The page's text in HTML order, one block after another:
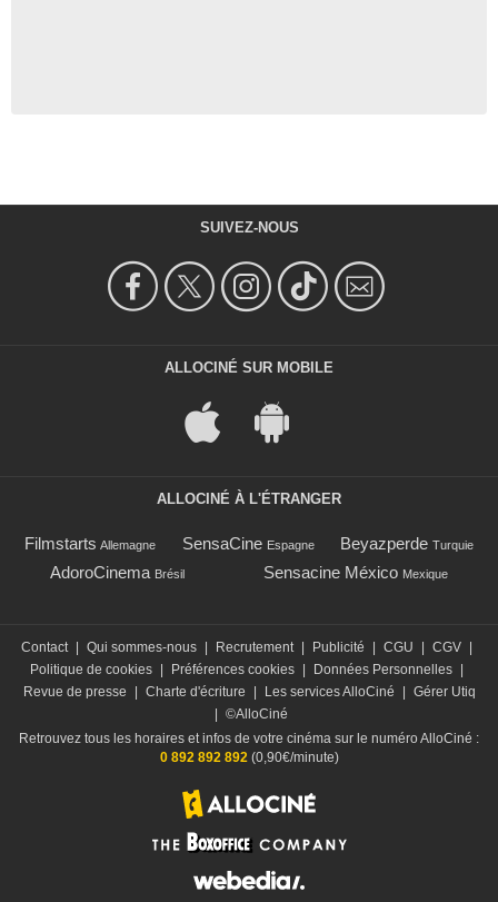
SUIVEZ-NOUS
ALLOCINÉ SUR MOBILE
ALLOCINÉ À L'ÉTRANGER
Filmstarts Allemagne SensaCine Espagne Beyazperde Turquie
AdoroCinema Brésil Sensacine México Mexique
Contact Qui sommes-nous Recrutement Publicité CGU CGV
Politique de cookies
Préférences cookies Données Personnelles
Revue de presse
Charte d'écriture Les services AlloCiné
Gérer Utiq
©AlloCiné
Retrouvez tous les horaires et infos de votre cinéma sur le numéro AlloCiné :
0 892 892 892(0,90€/minute)